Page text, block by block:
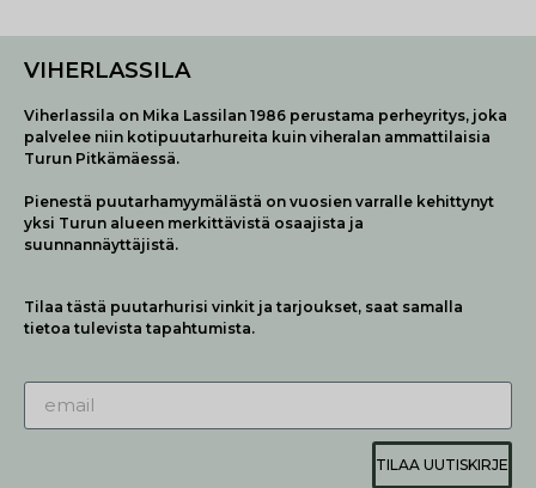
VIHERLASSILA
Viherlassila on Mika Lassilan 1986 perustama perheyritys, joka
palvelee niin kotipuutarhureita kuin viheralan ammattilaisia
Turun Pitkämäessä.
Pienestä puutarhamyymälästä on vuosien varralle kehittynyt
yksi Turun alueen merkittävistä osaajista ja
suunnannäyttäjistä.
Tilaa tästä puutarhurisi vinkit ja tarjoukset, saat samalla
tietoa tulevista tapahtumista.
TILAA UUTISKIRJE